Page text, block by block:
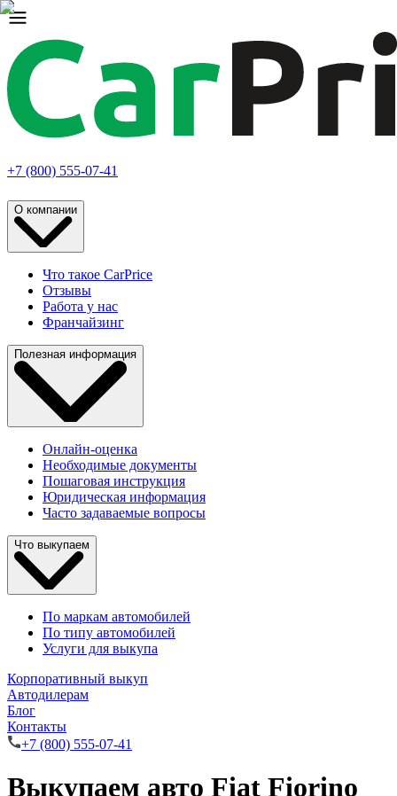
+7 (800) 555-07-41
О компании
Что такое CarPrice
Отзывы
Работа у нас
Франчайзинг
Полезная информация
Онлайн-оценка
Необходимые документы
Пошаговая инструкция
Юридическая информация
Часто задаваемые вопросы
Что выкупаем
По маркам автомобилей
По типу автомобилей
Услуги для выкупа
Корпоративный выкуп
Автодилерам
Блог
Контакты
+7 (800) 555-07-41
Выкупаем авто Fiat Fiorino